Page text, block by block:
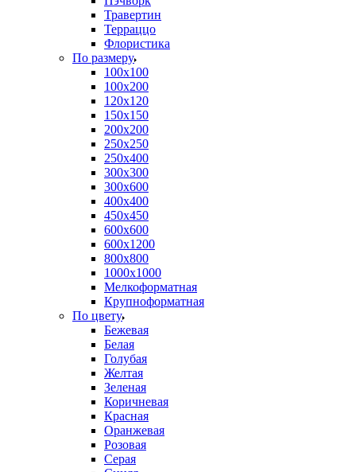
Травертин
Терраццо
Флористика
По размеру
100х100
100х200
120х120
150х150
200х200
250х250
250х400
300х300
300х600
400х400
450х450
600х600
600х1200
800х800
1000х1000
Мелкоформатная
Крупноформатная
По цвету
Бежевая
Белая
Голубая
Желтая
Зеленая
Коричневая
Красная
Оранжевая
Розовая
Серая